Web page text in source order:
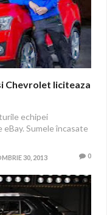
Chevrolet liciteaza
echipei
Sumele încasate
30, 2013 0